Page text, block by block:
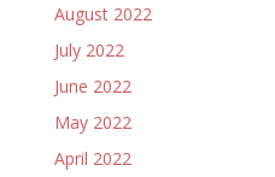
August 2022
July 2022
June 2022
May 2022
April 2022